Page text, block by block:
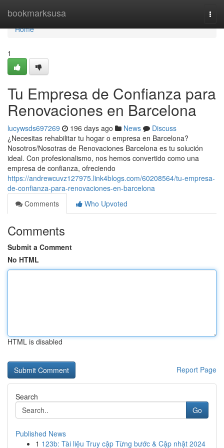
bookmarksusa
Home
Home
1
Tu Empresa de Confianza para
Renovaciones en Barcelona
lucywsds697269 196 days ago News
Discuss
¿Necesitas rehabilitar tu hogar o empresa en Barcelona?
Nosotros/Nosotras de Renovaciones Barcelona es tu solución
ideal. Con profesionalismo, nos hemos convertido como una
empresa de confianza, ofreciendo
https://andrewcuvz127975.link4blogs.com/60208564/tu-empresa-
de-confianza-para-renovaciones-en-barcelona
Comments
Who Upvoted
Comments
Submit a Comment
No HTML
HTML is disabled
Report Page
Search
Go
Published News
1 123b: Tài liệu Truy cập Từng bước & Cập nhật 2024